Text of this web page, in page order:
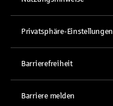
Privatsphäre-Einstellungen
Barrierefreiheit
Barriere melden